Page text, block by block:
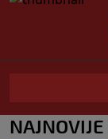
NAJNOVIJE